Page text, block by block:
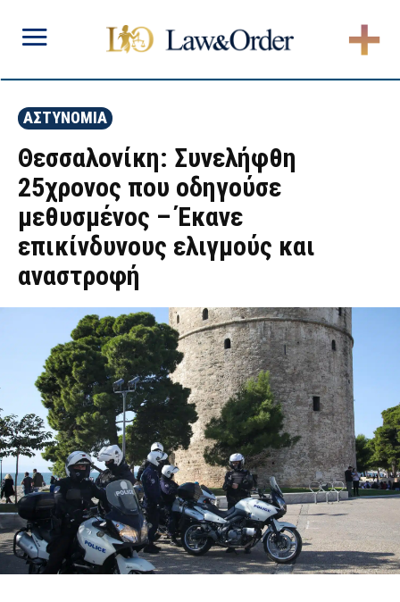
ΑΣΤΥΝΟΜΙΑ
Θεσσαλονίκη: Συνελήφθη
25χρονος που οδηγούσε
μεθυσμένος – Έκανε
επικίνδυνους ελιγμούς και
αναστροφή